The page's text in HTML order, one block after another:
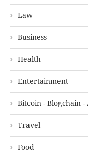
Law
Business
Health
Entertainment
Bitcoin - Blogchain -
Travel
Food